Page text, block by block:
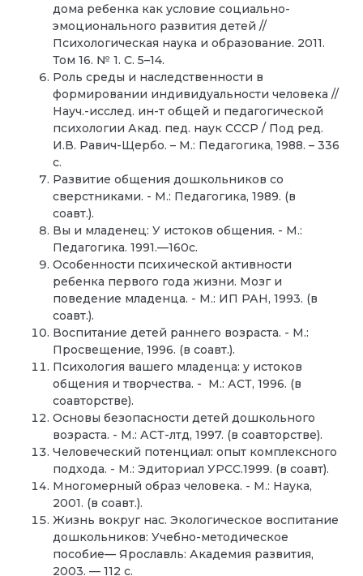
дома ребенка как условие социально-
эмоционального развития детей //
Психологическая наука и образование. 2011.
Том 16. № 1. С. 5–14.
Роль среды и наследственности в
формировании индивидуальности человека //
Науч.-исслед. ин-т общей и педагогической
психологии Акад. пед. наук СССР / Под ред.
И.В. Равич-Щербо. – М.: Педагогика, 1988. – 336
с.
Развитие общения дошкольников со
сверстниками. - М.: Педагогика, 1989. (в
соавт.).
Вы и младенец: У истоков общения. - М.:
Педагогика. 1991.—160с.
Особенности психической активности
ребенка первого года жизни. Мозг и
поведение младенца. - М.: ИП РАН, 1993. (в
соавт.).
Воспитание детей раннего возраста. - М.:
Просвещение, 1996. (в соавт.).
Психология вашего младенца: у истоков
общения и творчества. - М.: АСТ, 1996. (в
соавторстве).
Основы безопасности детей дошкольного
возраста. - М.: АСТ-лтд, 1997. (в соавторстве).
Человеческий потенциал: опыт комплексного
подхода. - М.: Эдиториал УРСС.1999. (в соавт).
Многомерный образ человека. - М.: Наука,
2001. (в соавт.).
Жизнь вокруг нас. Экологическое воспитание
до­школьников: Учебно-методическое
пособие— Ярос­лавль: Академия развития,
2003. — 112 с.